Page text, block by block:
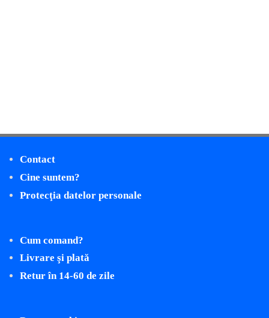
Contact
Cine suntem?
Protecţia datelor personale
Cum comand?
Livrare şi plată
Retur în 14-60 de zile